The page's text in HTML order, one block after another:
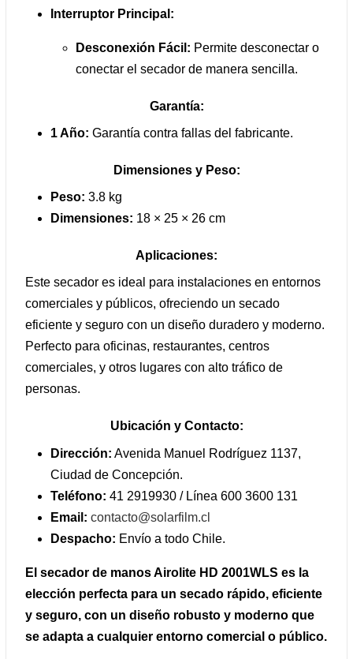
Interruptor Principal:
Desconexión Fácil: Permite desconectar o
conectar el secador de manera sencilla.
Garantía:
1 Año: Garantía contra fallas del fabricante.
Dimensiones y Peso:
Peso: 3.8 kg
Dimensiones: 18 × 25 × 26 cm
Aplicaciones:
Este secador es ideal para instalaciones en entornos
comerciales y públicos, ofreciendo un secado
eficiente y seguro con un diseño duradero y moderno.
Perfecto para oficinas, restaurantes, centros
comerciales, y otros lugares con alto tráfico de
personas.
Ubicación y Contacto:
Dirección: Avenida Manuel Rodríguez 1137,
Ciudad de Concepción.
Teléfono: 41 2919930 / Línea 600 3600 131
Email: contacto@solarfilm.cl
Despacho: Envío a todo Chile.
El secador de manos Airolite HD 2001WLS es la
elección perfecta para un secado rápido, eficiente
y seguro, con un diseño robusto y moderno que
se adapta a cualquier entorno comercial o público.